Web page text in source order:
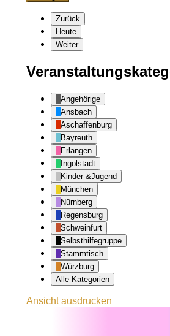
Zurück
Heute
Weiter
Angehörige
Ansbach
Aschaffenburg
Bayreuth
Erlangen
Ingolstadt
Kinder-&Jugend
München
Nürnberg
Regensburg
Schweinfurt
Selbsthilfegruppe
Stammtisch
Würzburg
Alle Kategorien
Ansichtausdrucken